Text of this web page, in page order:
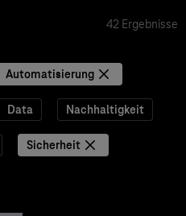
42 Ergebnisse
Automatisierung
Data Nachhaltigkeit
Sicherheit